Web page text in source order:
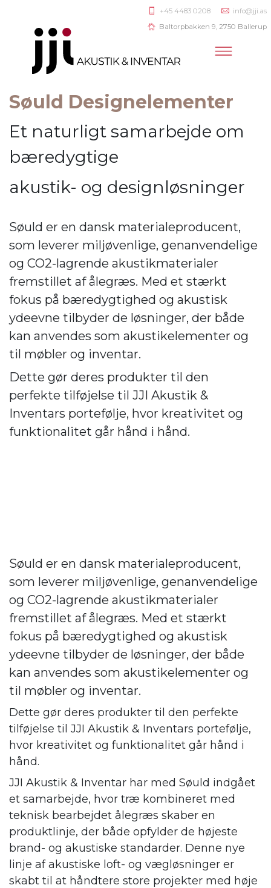
+45 4483 0208
info@jji.as
Baltorpbakken 9, 2750 Ballerup
Søuld Designelementer
Et naturligt samarbejde om
bæredygtige
akustik- og designløsninger
Søuld er en dansk materialeproducent,
som leverer miljøvenlige, genanvendelige
og CO2-lagrende akustikmaterialer
fremstillet af ålegræs. Med et stærkt
fokus på bæredygtighed og akustisk
ydeevne tilbyder de løsninger, der både
kan anvendes som akustikelementer og
til møbler og inventar.
Dette gør deres produkter til den
perfekte tilføjelse til JJI Akustik &
Inventars portefølje, hvor kreativitet og
funktionalitet går hånd i hånd.
Søuld er en dansk materialeproducent,
som leverer miljøvenlige, genanvendelige
og CO2-lagrende akustikmaterialer
fremstillet af ålegræs. Med et stærkt
fokus på bæredygtighed og akustisk
ydeevne tilbyder de løsninger, der både
kan anvendes som akustikelementer og
til møbler og inventar.
Dette gør deres produkter til den perfekte
tilføjelse til JJI Akustik & Inventars portefølje,
hvor kreativitet og funktionalitet går hånd i
hånd.
JJI Akustik & Inventar har med Søuld indgået
et samarbejde, hvor træ kombineret med
teknisk bearbejdet ålegræs skaber en
produktlinje, der både opfylder de højeste
brand- og akustiske standarder. Denne nye
linje af akustiske loft- og vægløsninger er
skabt til at håndtere store projekter med høje